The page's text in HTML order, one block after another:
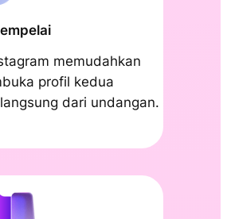
memudahkan
profil kedua
dari undangan.